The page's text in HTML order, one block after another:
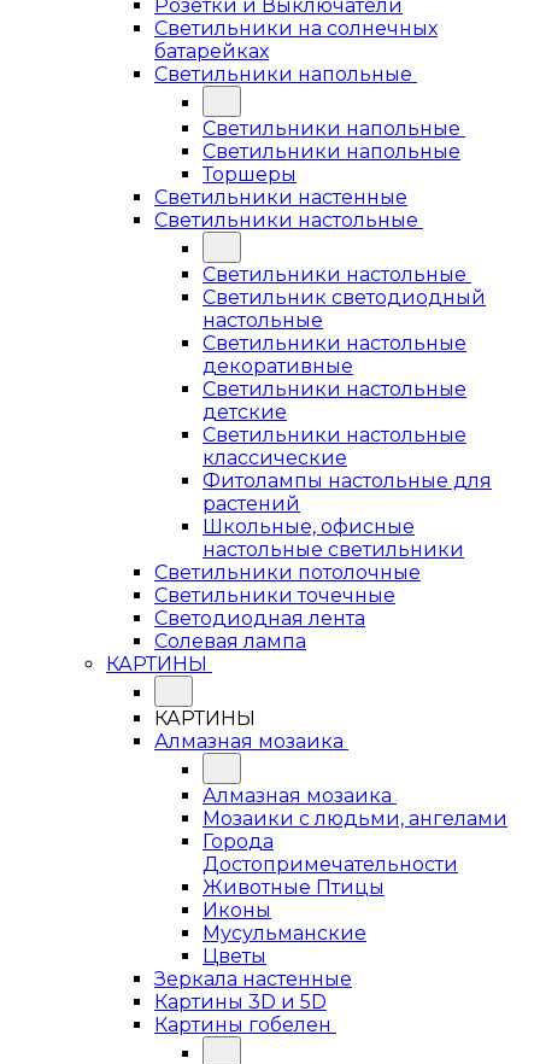
Розетки и Выключатели
Светильники на солнечных
батарейках
Светильники напольные
Светильники напольные
Светильники напольные
Торшеры
Светильники настенные
Светильники настольные
Светильники настольные
Светильник светодиодный
настольные
Светильники настольные
декоративные
Светильники настольные
детские
Светильники настольные
классические
Фитолампы настольные для
растений
Школьные, офисные
настольные светильники
Светильники потолочные
Светильники точечные
Светодиодная лента
Солевая лампа
КАРТИНЫ
КАРТИНЫ
Алмазная мозаика
Алмазная мозаика
Мозаики с людьми, ангелами
Города
Достопримечательности
Животные Птицы
Иконы
Мусульманские
Цветы
Зеркала настенные
Картины 3D и 5D
Картины гобелен